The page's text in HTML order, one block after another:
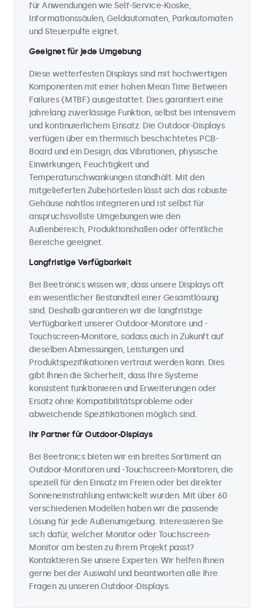
für Anwendungen wie Self-Service-Kioske,
Informationssäulen, Geldautomaten, Parkautomaten
und Steuerpulte eignet.
Geeignet für jede Umgebung
Diese wetterfesten Displays sind mit hochwertigen
Komponenten mit einer hohen Mean Time Between
Failures (MTBF) ausgestattet. Dies garantiert eine
jahrelang zuverlässige Funktion, selbst bei intensivem
und kontinuierlichem Einsatz. Die Outdoor-Displays
verfügen über ein thermisch beschichtetes PCB-
Board und ein Design, das Vibrationen, physische
Einwirkungen, Feuchtigkeit und
Temperaturschwankungen standhält. Mit den
mitgelieferten Zubehörteilen lässt sich das robuste
Gehäuse nahtlos integrieren und ist selbst für
anspruchsvollste Umgebungen wie den
Außenbereich, Produktionshallen oder öffentliche
Bereiche geeignet.
Langfristige Verfügbarkeit
Bei Beetronics wissen wir, dass unsere Displays oft
ein wesentlicher Bestandteil einer Gesamtlösung
sind. Deshalb garantieren wir die langfristige
Verfügbarkeit unserer Outdoor-Monitore und -
Touchscreen-Monitore, sodass auch in Zukunft auf
dieselben Abmessungen, Leistungen und
Produktspezifikationen vertraut werden kann. Dies
gibt Ihnen die Sicherheit, dass Ihre Systeme
konsistent funktionieren und Erweiterungen oder
Ersatz ohne Kompatibilitätsprobleme oder
abweichende Spezifikationen möglich sind.
Ihr Partner für Outdoor-Displays
Bei Beetronics bieten wir ein breites Sortiment an
Outdoor-Monitoren und -Touchscreen-Monitoren, die
speziell für den Einsatz im Freien oder bei direkter
Sonneneinstrahlung entwickelt wurden. Mit über 60
verschiedenen Modellen haben wir die passende
Lösung für jede Außenumgebung. Interessieren Sie
sich dafür, welcher Monitor oder Touchscreen-
Monitor am besten zu Ihrem Projekt passt?
Kontaktieren Sie unsere Experten. Wir helfen Ihnen
gerne bei der Auswahl und beantworten alle Ihre
Fragen zu unseren Outdoor-Displays.